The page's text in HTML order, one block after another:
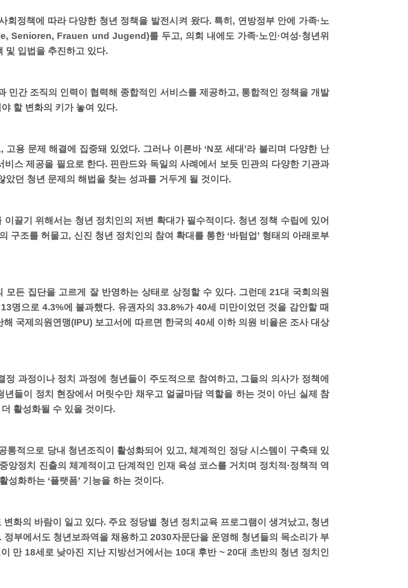
회정책에 따라 다양한 청년 정책을 발전시켜 왔다. 특히, 연방정부 안에 가족·노
Senioren, Frauen und Jugend)를 두고, 의회 내에도 가족·노인·여성·청년위
및 입법을 추진하고 있다.
민간 조직의 인력이 협력해 종합적인 서비스를 제공하고, 통합적인 정책을 개발
할 변화의 키가 놓여 있다.
용 문제 해결에 집중돼 있었다. 그러나 이른바 ‘N포 세대’라 불리며 다양한 난
스 제공을 필요로 한다. 핀란드와 독일의 사례에서 보듯 민관의 다양한 기관과
던 청년 문제의 해법을 찾는 성과를 거두게 될 것이다.
끌기 위해서는 청년 정치인의 저변 확대가 필수적이다. 청년 정책 수립에 있어
구조를 허물고, 신진 청년 정치인의 참여 확대를 통한 ‘바텀업’ 형태의 아래로부
모든 집단을 고르게 잘 반영하는 상태로 상정할 수 있다. 그런데 21대 국회의원
명으로 4.3%에 불과했다. 유권자의 33.8%가 40세 미만이었던 것을 감안할 때
국제의원연맹(IPU) 보고서에 따르면 한국의 40세 이하 의원 비율은 조사 대상
과정이나 정치 과정에 청년들이 주도적으로 참여하고, 그들의 의사가 정책에
년들이 정치 현장에서 머릿수만 채우고 얼굴마담 역할을 하는 것이 아닌 실제 참
활성화될 수 있을 것이다.
통적으로 당내 청년조직이 활성화되어 있고, 체계적인 정당 시스템이 구축돼 있
정치 진출의 체계적이고 단계적인 인재 육성 코스를 거치며 정치적·정책적 역
화하는 ‘플랫폼’ 기능을 하는 것이다.
화의 바람이 일고 있다. 주요 정당별 청년 정치교육 프로그램이 생겨났고, 청년
정부에서도 청년보좌역을 채용하고 2030자문단을 운영해 청년들의 목소리가 부
만 18세로 낮아진 지난 지방선거에서는 10대 후반 ~ 20대 초반의 청년 정치인